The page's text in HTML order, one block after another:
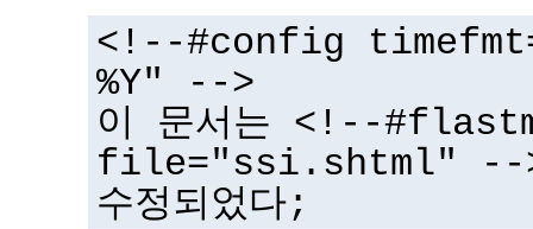
<!--#config
%Y" -->
이 문서는 <!--
file="ssi.shtml" -->
수정되었다;